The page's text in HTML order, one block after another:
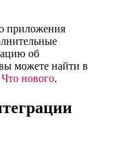
приложения
об
можете найти в
Что нового.